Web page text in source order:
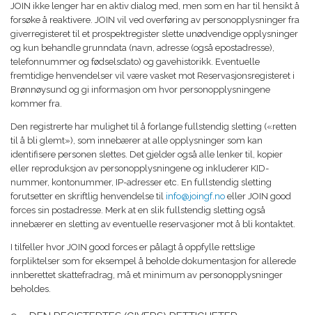
JOIN ikke lenger har en aktiv dialog med, men som en har til hensikt å
forsøke å reaktivere. JOIN vil ved overføring av personopplysninger fra
giverregisteret til et prospektregister slette unødvendige opplysninger
og kun behandle grunndata (navn, adresse (også epostadresse),
telefonnummer og fødselsdato) og gavehistorikk. Eventuelle
fremtidige henvendelser vil være vasket mot Reservasjonsregisteret i
Brønnøysund og gi informasjon om hvor personopplysningene
kommer fra.
Den registrerte har mulighet til å forlange fullstendig sletting («retten
til å bli glemt»), som innebærer at alle opplysninger som kan
identifisere personen slettes. Det gjelder også alle lenker til, kopier
eller reproduksjon av personopplysningene og inkluderer KID-
nummer, kontonummer, IP-adresser etc. En fullstendig sletting
forutsetter en skriftlig henvendelse til info@joingf.no eller JOIN good
forces sin postadresse. Merk at en slik fullstendig sletting også
innebærer en sletting av eventuelle reservasjoner mot å bli kontaktet.
I tilfeller hvor JOIN good forces er pålagt å oppfylle rettslige
forpliktelser som for eksempel å beholde dokumentasjon for allerede
innberettet skattefradrag, må et minimum av personopplysninger
beholdes.